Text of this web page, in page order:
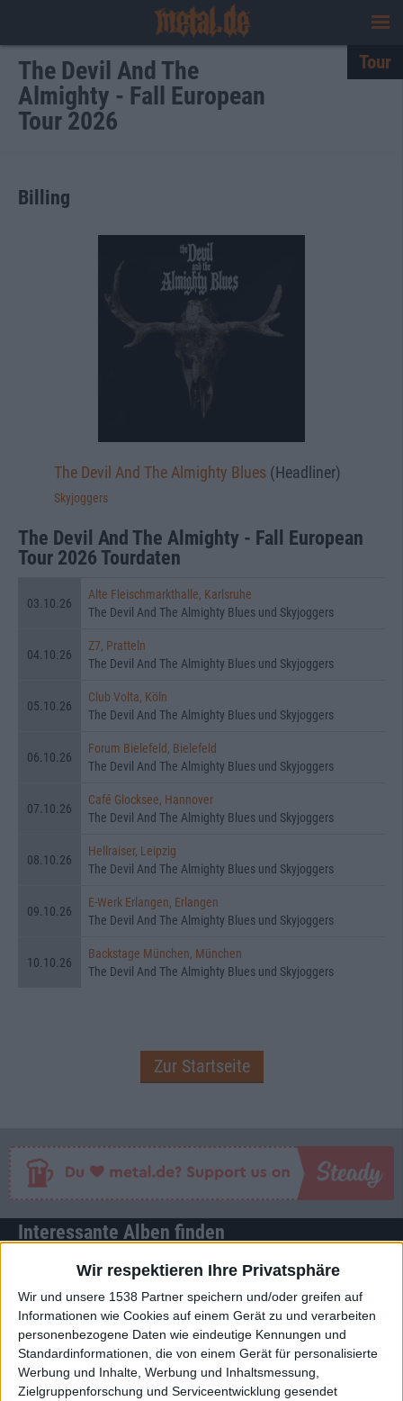
Wir respektieren Ihre Privatsphäre
Wir und unsere 1538 Partner speichern und/oder greifen auf
Informationen wie Cookies auf einem Gerät zu und verarbeiten
personenbezogene Daten wie eindeutige Kennungen und
Standardinformationen, die von einem Gerät für personalisierte
Werbung und Inhalte, Werbung und Inhaltsmessung,
Zielgruppenforschung und Serviceentwicklung gesendet
The Devil And The
Almighty - Fall European
Tour 2026
Tour
Billing
The Devil And The Almighty Blues (Headliner)
Skyjoggers
The Devil And The Almighty - Fall European
Tour 2026 Tourdaten
03.10.26
Alte Fleischmarkthalle, Karlsruhe
The Devil And The Almighty Blues und Skyjoggers
04.10.26
Z7, Pratteln
The Devil And The Almighty Blues und Skyjoggers
05.10.26
Club Volta, Köln
The Devil And The Almighty Blues und Skyjoggers
06.10.26
Forum Bielefeld, Bielefeld
The Devil And The Almighty Blues und Skyjoggers
07.10.26
Café Glocksee, Hannover
The Devil And The Almighty Blues und Skyjoggers
08.10.26
Hellraiser, Leipzig
The Devil And The Almighty Blues und Skyjoggers
09.10.26
E-Werk Erlangen, Erlangen
The Devil And The Almighty Blues und Skyjoggers
10.10.26
Backstage München, München
The Devil And The Almighty Blues und Skyjoggers
Zur Startseite
Interessante Alben finden
Auf der Suche nach neuer Mucke? Durchsuche unser Review-Archiv mit
aktuell38633Reviews und lass Dich inspirieren!
Nach Wertung filtern▼︎
von